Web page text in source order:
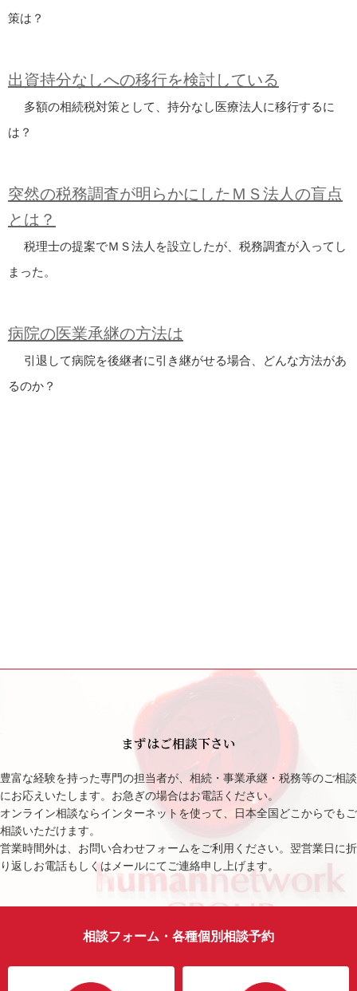
策は？
出資持分なしへの移行を検討している
多額の相続税対策として、持分なし医療法人に移行するに
は？
突然の税務調査が明らかにしたＭＳ法人の盲点
とは？
税理士の提案でＭＳ法人を設立したが、税務調査が入ってし
まった。
病院の医業承継の方法は
引退して病院を後継者に引き継がせる場合、どんな方法があ
るのか？
まずはご相談下さい
豊富な経験を持った専門の担当者が、相続・事業承継・税務等のご相談
にお応えいたします。お急ぎの場合はお電話ください。
オンライン相談ならインターネットを使って、日本全国どこからでもご
相談いただけます。
営業時間外は、お問い合わせフォームをご利用ください。翌営業日に折
り返しお電話もしくはメールにてご連絡申し上げます。
相談フォーム・各種個別相談予約